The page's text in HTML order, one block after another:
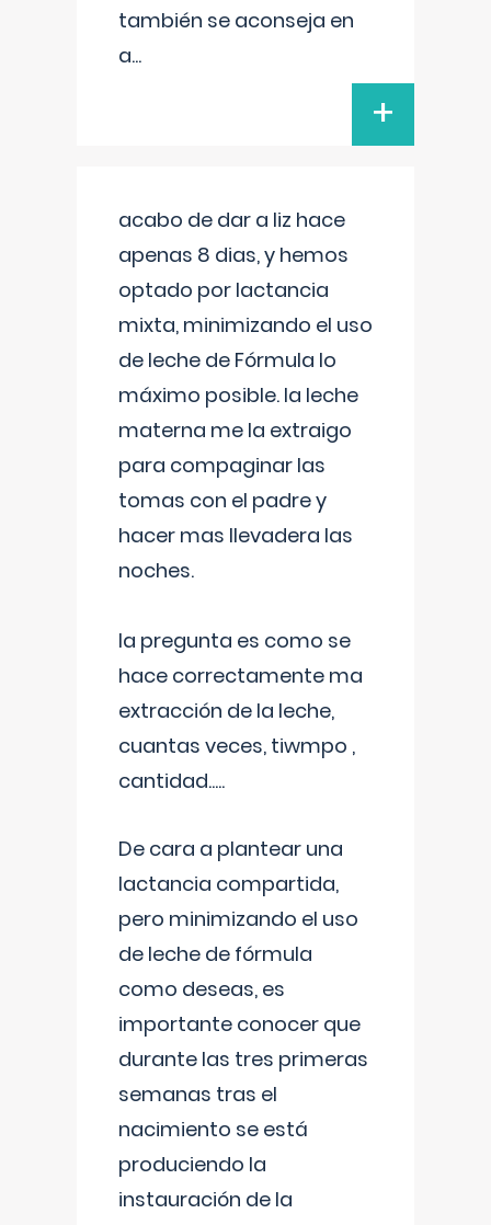
también se aconseja en
a...
+
acabo de dar a liz hace
apenas 8 dias, y hemos
optado por lactancia
mixta, minimizando el uso
de leche de Fórmula lo
máximo posible. la leche
materna me la extraigo
para compaginar las
tomas con el padre y
hacer mas llevadera las
noches.
la pregunta es como se
hace correctamente ma
extracción de la leche,
cuantas veces, tiwmpo ,
cantidad.....
De cara a plantear una
lactancia compartida,
pero minimizando el uso
de leche de fórmula
como deseas, es
importante conocer que
durante las tres primeras
semanas tras el
nacimiento se está
produciendo la
instauración de la